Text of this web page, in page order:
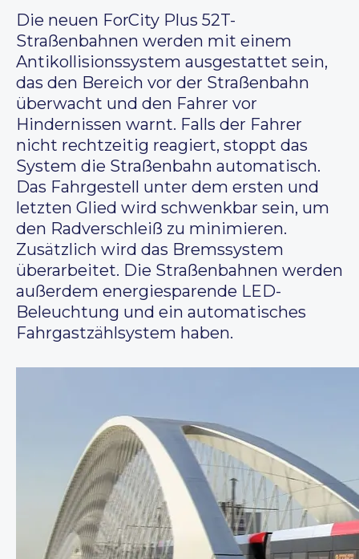
Die neuen ForCity Plus 52T-
Straßenbahnen werden mit einem
Antikollisionssystem ausgestattet sein,
das den Bereich vor der Straßenbahn
überwacht und den Fahrer vor
Hindernissen warnt. Falls der Fahrer
nicht rechtzeitig reagiert, stoppt das
System die Straßenbahn automatisch.
Das Fahrgestell unter dem ersten und
letzten Glied wird schwenkbar sein, um
den Radverschleiß zu minimieren.
Zusätzlich wird das Bremssystem
überarbeitet. Die Straßenbahnen werden
außerdem energiesparende LED-
Beleuchtung und ein automatisches
Fahrgastzählsystem haben.